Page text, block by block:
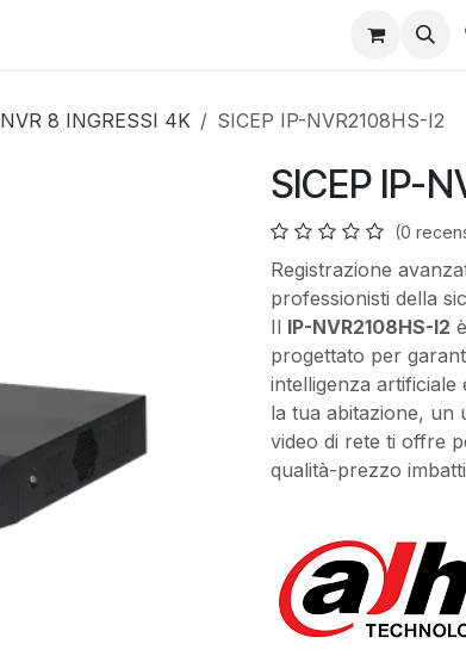
NVR 8 INGRESSI 4K SICEP IP-NVR2108HS-I2
SICEP IP-
(0
Registrazione
professionisti della
Il IP-NVR2108HS-I2
progettato per
intelligenza artificiale
la tua abitazione, un
video di rete ti offre
qualità-prezzo